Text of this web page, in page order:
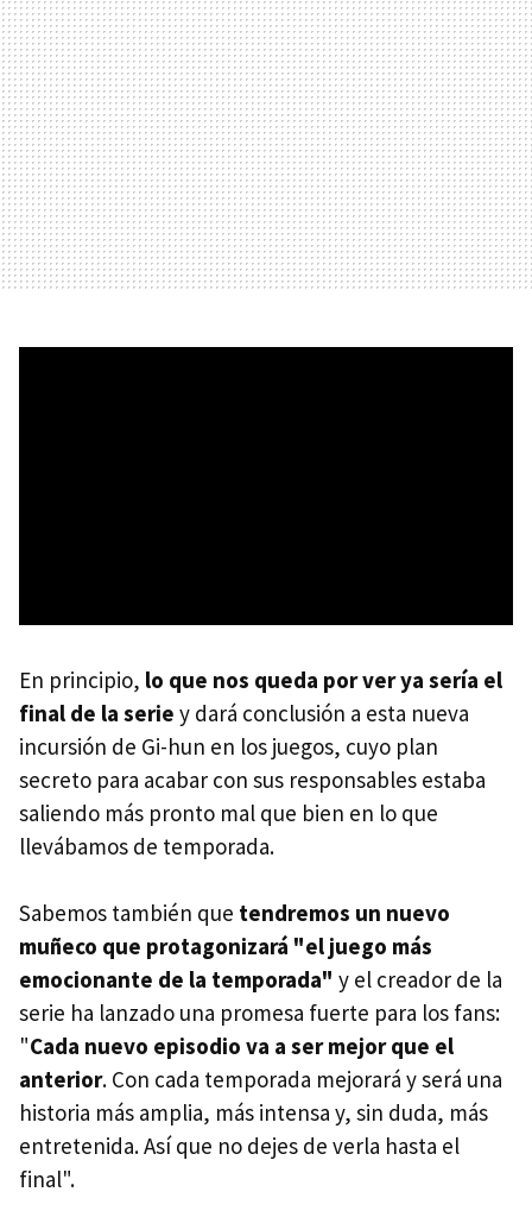
En principio, lo que nos queda por ver ya sería el
final de la serie y dará conclusión a esta nueva
incursión de Gi-hun en los juegos, cuyo plan
secreto para acabar con sus responsables estaba
saliendo más pronto mal que bien en lo que
llevábamos de temporada.
Sabemos también que tendremos un nuevo
muñeco que protagonizará "el juego más
emocionante de la temporada" y el creador de la
serie ha lanzado una promesa fuerte para los fans:
"Cada nuevo episodio va a ser mejor que el
anterior. Con cada temporada mejorará y será una
historia más amplia, más intensa y, sin duda, más
entretenida. Así que no dejes de verla hasta el
final".